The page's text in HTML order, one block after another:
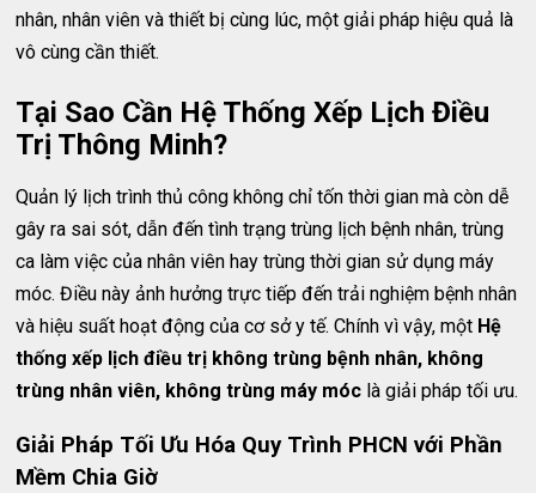
nhân, nhân viên và thiết bị cùng lúc, một giải pháp hiệu quả là
vô cùng cần thiết.
Tại Sao Cần Hệ Thống Xếp Lịch Điều
Trị Thông Minh?
Quản lý lịch trình thủ công không chỉ tốn thời gian mà còn dễ
gây ra sai sót, dẫn đến tình trạng trùng lịch bệnh nhân, trùng
ca làm việc của nhân viên hay trùng thời gian sử dụng máy
móc. Điều này ảnh hưởng trực tiếp đến trải nghiệm bệnh nhân
và hiệu suất hoạt động của cơ sở y tế. Chính vì vậy, một Hệ
thống xếp lịch điều trị không trùng bệnh nhân, không
trùng nhân viên, không trùng máy móc là giải pháp tối ưu.
Giải Pháp Tối Ưu Hóa Quy Trình PHCN với Phần
Mềm Chia Giờ